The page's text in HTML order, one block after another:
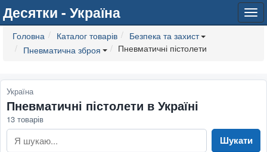
Десятки - Україна
Головна Каталог товарів
Безпека та захист
Пневматична зброя
Пневматичні пістолети
Україна
Пневматичні пістолети в Україні
13 товарів
Шукати